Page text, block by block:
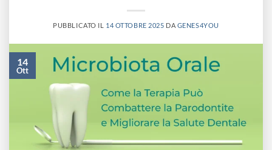
PUBBLICATO IL 14 OTTOBRE 2025 DA GENES4YOU
14
Ott